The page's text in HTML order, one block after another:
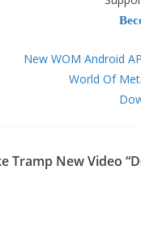
New WOM Android
World Of
Tramp New Video